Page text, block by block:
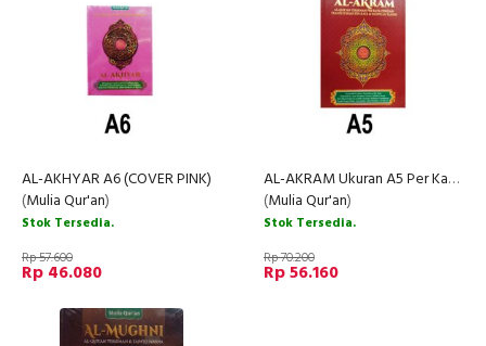
AL-AKHYAR A6 (COVER PINK)
(Mulia Qur'an)
Stok Tersedia.
Rp 57.600
Rp 46.080
AL-AKRAM Ukuran A5 Per Kata (Cover Merah)
(Mulia Qur'an)
Stok Tersedia.
Rp 70.200
Rp 56.160